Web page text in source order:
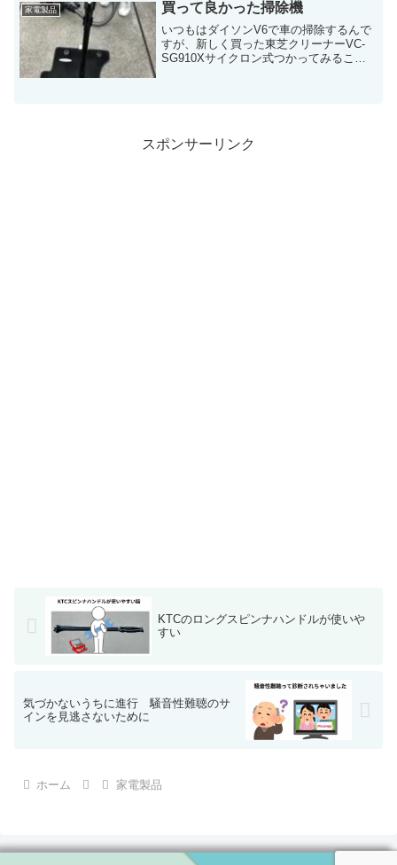
家電製品 買って良かった掃除機
いつもはダイソンV6で車の掃除するんで
すが、新しく買った東芝クリーナーVC-
SG910Xサイクロン式つかってみること
スポンサーリンク
KTCのロングスピンナハンドルが使いや
すい
気づかないうちに進行 騒音性難聴のサ
インを見逃さないために
ホーム 家電製品